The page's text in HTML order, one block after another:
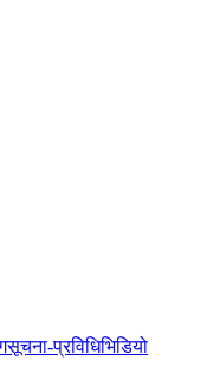
सूचना-प्रविधिभिडियो